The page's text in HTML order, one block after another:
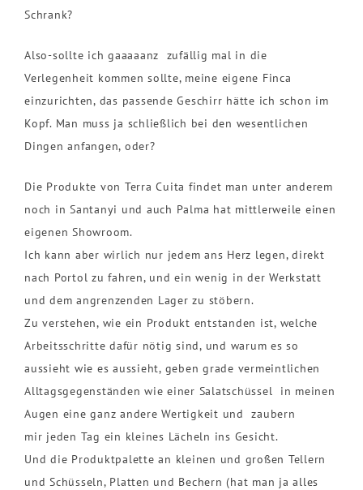
Schrank?
Also-sollte ich gaaaaanz zufällig mal in die
Verlegenheit kommen sollte, meine eigene Finca
einzurichten, das passende Geschirr hätte ich schon im
Kopf. Man muss ja schließlich bei den wesentlichen
Dingen anfangen, oder?
Die Produkte von Terra Cuita findet man unter anderem
noch in Santanyi und auch Palma hat mittlerweile einen
eigenen Showroom.
Ich kann aber wirlich nur jedem ans Herz legen, direkt
nach Portol zu fahren, und ein wenig in der Werkstatt
und dem angrenzenden Lager zu stöbern.
Zu verstehen, wie ein Produkt entstanden ist, welche
Arbeitsschritte dafür nötig sind, und warum es so
aussieht wie es aussieht, geben grade vermeintlichen
Alltagsgegenständen wie einer Salatschüssel in meinen
Augen eine ganz andere Wertigkeit und zaubern
mir jeden Tag ein kleines Lächeln ins Gesicht.
Und die Produktpalette an kleinen und großen Tellern
und Schüsseln, Platten und Bechern (hat man ja alles